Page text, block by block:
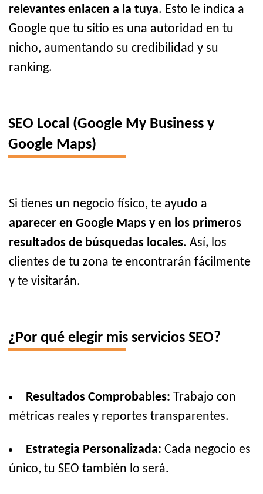
relevantes enlacen a la tuya. Esto le indica a
Google que tu sitio es una autoridad en tu
nicho, aumentando su credibilidad y su
ranking.
SEO Local (Google My Business y
Google Maps)
Si tienes un negocio físico, te ayudo a
aparecer en Google Maps y en los primeros
resultados de búsquedas locales. Así, los
clientes de tu zona te encontrarán fácilmente
y te visitarán.
¿Por qué elegir mis servicios SEO?
Resultados Comprobables: Trabajo con
métricas reales y reportes transparentes.
Estrategia Personalizada: Cada negocio es
único, tu SEO también lo será.